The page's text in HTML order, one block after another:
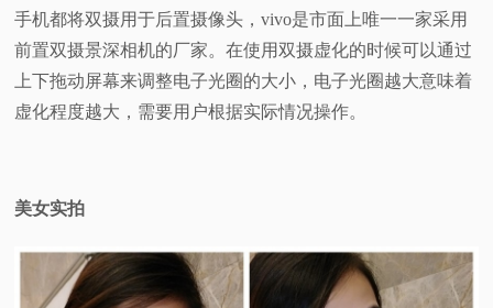
手机都将双摄用于后置摄像头，vivo是市面上唯一一家采用
前置双摄景深相机的厂家。在使用双摄虚化的时候可以通过
上下拖动屏幕来调整电子光圈的大小，电子光圈越大意味着
虚化程度越大，需要用户根据实际情况操作。
美女实拍